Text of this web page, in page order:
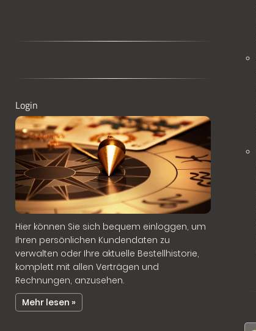
Login
Hier können Sie sich bequem einloggen, um
Ihren persönlichen Kundendaten zu
verwalten oder Ihre aktuelle Bestellhistorie,
komplett mit allen Verträgen und
Rechnungen, anzusehen.
Mehr lesen »